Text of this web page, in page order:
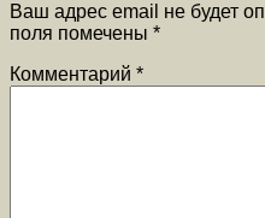
Ваш адрес email не будет
поля помечены *
Комментарий *